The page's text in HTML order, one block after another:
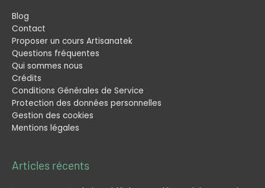
Blog
Contact
Proposer un cours Artisanatek
Questions fréquentes
Qui sommes nous
Crédits
Conditions Générales de Service
Protection des données personnelles
Gestion des cookies
Mentions légales
Articles récents